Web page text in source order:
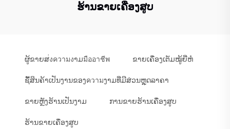
ຮ້ານຂາຍເຄື່ອງສູບ
ຜູ້ຂາຍສ่งความงາມมืออาชีพ ຂາຍເຄື່ອງເຕັມໝູ້ຍີ່ຫໍ
ຊື້ສິນຄ້າເປັນງານຂອງความງາມທີ່ມີສ່ວນຫຼຸດລາຄາ
ຂາຍຫຼັງຮ້ານເປັນງາມ ການຂາຍຮ້ານເຄື່ອງສູບ
ຮ້ານຂາຍເຄື່ອງສູບ